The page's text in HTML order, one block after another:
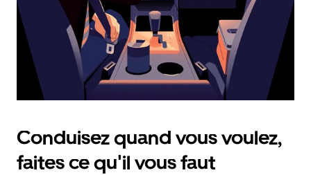
d'échappement
pour
fermer
calendrier.
Conduisez quand vous voulez,
faites ce qu'il vous faut